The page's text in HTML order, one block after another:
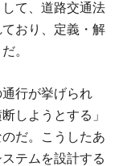
て、道路交通法
おり、定義・解
。
行が挙げられ
しようとする」
だ。こうしたあ
テムを設計する